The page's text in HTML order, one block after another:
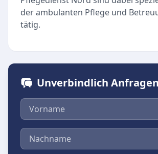
der ambulanten Pflege und
tätig.
Unverbindlich Anfragen
Vorname
Nachname